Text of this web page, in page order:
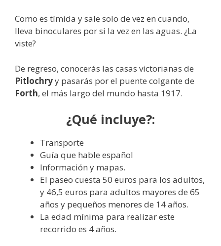
Como es tímida y sale solo de vez en cuando,
lleva binoculares por si la vez en las aguas. ¿La
viste?
De regreso, conocerás las casas victorianas de
Pitlochryy pasarás por el puente colgante de
Forth, el más largo del mundo hasta 1917.
¿Qué incluye?:
Transporte
Guía que hable español
Información y mapas.
El paseo cuesta 50 euros para los adultos,
y 46,5 euros para adultos mayores de 65
años y pequeños menores de 14 años.
La edad mínima para realizar este
recorrido es 4 años.